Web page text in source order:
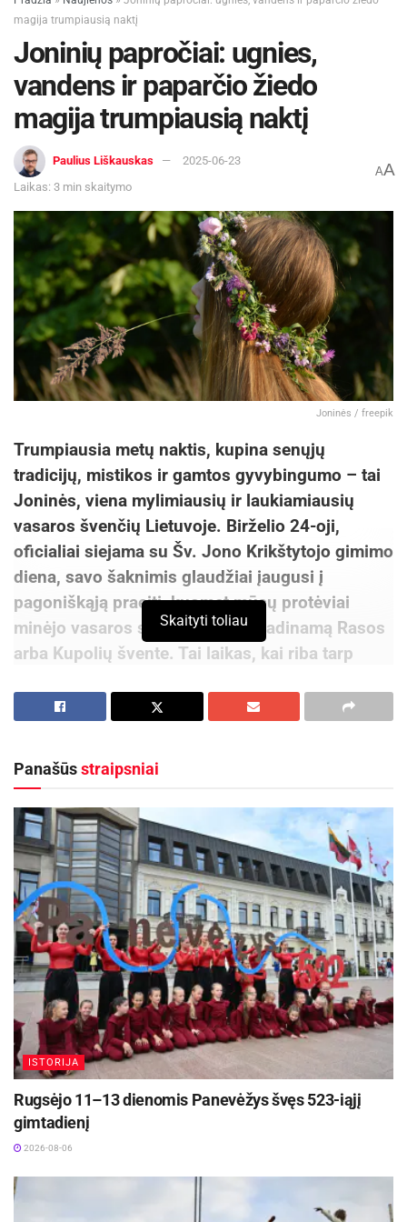
magija trumpiausią naktį
Joninių papročiai: ugnies,
vandens ir paparčio žiedo
magija trumpiausią naktį
Paulius Liškauskas
2025-06-23
Laikas: 3 min skaitymo
AA
Joninės / freepik
Trumpiausia metų naktis, kupina senųjų
tradicijų, mistikos ir gamtos gyvybingumo – tai
Joninės, viena mylimiausių ir laukiamiausių
vasaros švenčių Lietuvoje. Birželio 24-oji,
oficialiai siejama su Šv. Jono Krikštytojo gimimo
diena, savo šaknimis glaudžiai įaugusi į
pagoniškąją praeitį, kuomet mūsų protėviai
minėjo vasaros saulėgrįžą, dar vadinamą Rasos
arba Kupolių švente. Tai laikas, kai riba tarp
vanduo ir stebuklingi žolynai atveria duris į
Nuo senų laikų Joninės buvo žemdirbių
dieną ir trumpiausią naktį. Ši šventė simbolizavo
gamtos brandą, vešėjimą ir derlingumą. Žmonės
tikėjo, kad būtent šią naktį augalai įgyja ypatingų
gydomųjų ir magiškų galių, todėl vienas
svarbiausių ritualų buvo kupoliavimas –
vaistažolių rinkimas. Manyta, kad surinktos
kupolės ne tik gydo ligas, bet ir apsaugo nuo
piktųjų dvasių bei gali išburti ateitį.
Ugnies ir vandens galia
Neatsiejamas Joninių atributas – laužai. Jie
būdavo kuriami ant aukščiausių kalvų, kad šviesa
sklistų kuo plačiau ir apvalytų laukus bei
jėgas, o šokinėjimas per laužą – tai apsivalymo
ritualas, suteikiantis sveikatos ir sėkmės.
Skaityti toliau
Panašūsstraipsniai
ISTORIJA
Rugsėjo 11–13 dienomis Panevėžys švęs 523-iąjį
gimtadienį
2026-08-06